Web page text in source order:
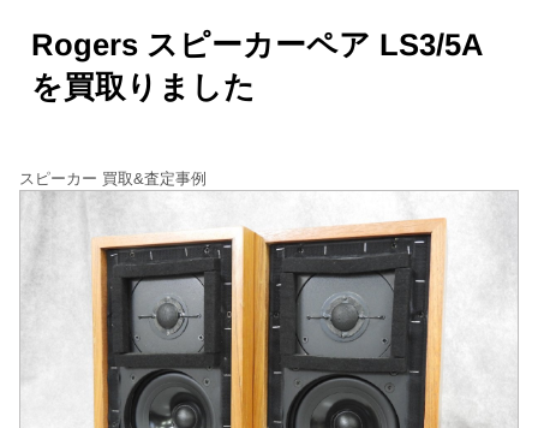
Rogers スピーカーペア LS3/5A
を買取りました
スピーカー 買取&査定事例